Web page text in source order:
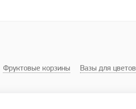
Фруктовые корзины Вазы для цветов